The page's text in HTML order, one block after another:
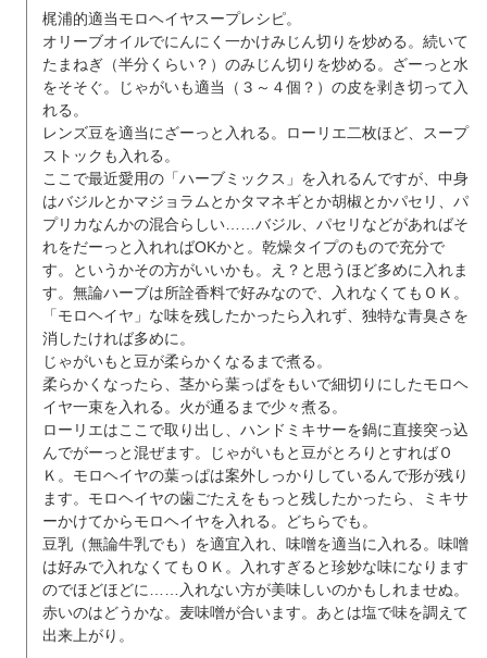
梶浦的適当モロヘイヤスープレシピ。
オリーブオイルでにんにく一かけみじん切りを炒める。続いて
たまねぎ（半分くらい？）のみじん切りを炒める。ざーっと水
をそそぐ。じゃがいも適当（３～４個？）の皮を剥き切って入
れる。
レンズ豆を適当にざーっと入れる。ローリエ二枚ほど、スープ
ストックも入れる。
ここで最近愛用の「ハーブミックス」を入れるんですが、中身
はバジルとかマジョラムとかタマネギとか胡椒とかパセリ、パ
プリカなんかの混合らしい……バジル、パセリなどがあればそ
れをだーっと入れればOKかと。乾燥タイプのもので充分で
す。というかその方がいいかも。え？と思うほど多めに入れま
す。無論ハーブは所詮香料で好みなので、入れなくてもＯＫ。
「モロヘイヤ」な味を残したかったら入れず、独特な青臭さを
消したければ多めに。
じゃがいもと豆が柔らかくなるまで煮る。
柔らかくなったら、茎から葉っぱをもいで細切りにしたモロヘ
イヤ一束を入れる。火が通るまで少々煮る。
ローリエはここで取り出し、ハンドミキサーを鍋に直接突っ込
んでがーっと混ぜます。じゃがいもと豆がとろりとすればＯ
Ｋ。モロヘイヤの葉っぱは案外しっかりしているんで形が残り
ます。モロヘイヤの歯ごたえをもっと残したかったら、ミキサ
ーかけてからモロヘイヤを入れる。どちらでも。
豆乳（無論牛乳でも）を適宜入れ、味噌を適当に入れる。味噌
は好みで入れなくてもＯＫ。入れすぎると珍妙な味になります
のでほどほどに……入れない方が美味しいのかもしれませぬ。
赤いのはどうかな。麦味噌が合います。あとは塩で味を調えて
出来上がり。